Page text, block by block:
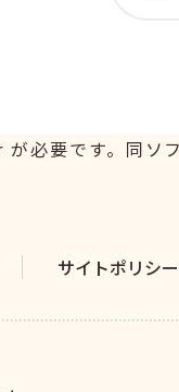
必要です。同
サイトポリシー